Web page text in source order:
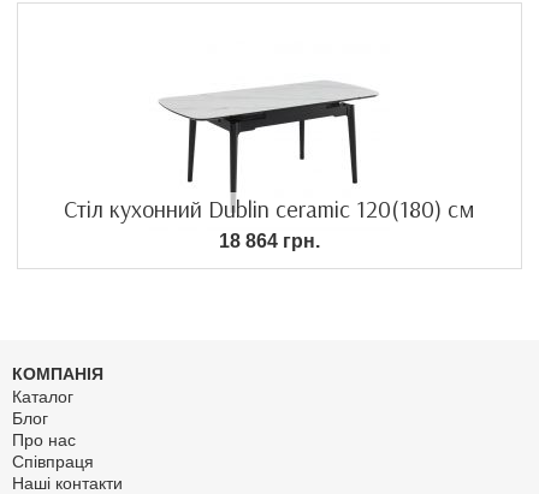
Стіл кухонний Dublin ceramic 120(180) см
18 864 грн.
КОМПАНІЯ
Каталог
Блог
Про нас
Співпраця
Наші контакти